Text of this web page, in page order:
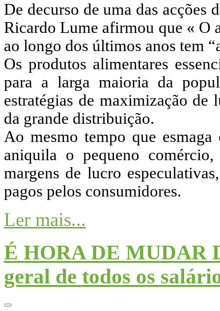
De decurso de uma das acções
Ricardo Lume afirmou que « O
ao longo dos últimos anos tem
Os produtos alimentares
para a larga maioria da
estratégias de maximização de
da grande distribuição.
Ao mesmo tempo que
aniquila o pequeno
margens de lucro
pagos pelos consumidores.
Ler mais...
É HORA DE MUDAR
geral de todos os